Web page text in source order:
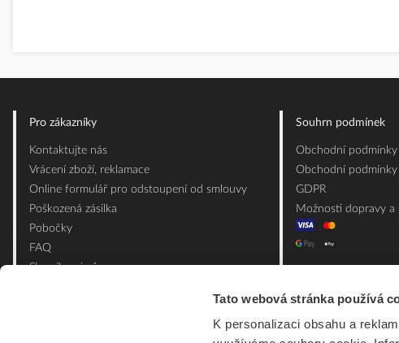
Tato webová stránka používá
K personalizaci obsahu a
Pro zákazníky
Kontaktujte nás
Vrácení zboží, reklamace
Online formulář pro odstoupení od smlouvy
Poškozená zásilka
Pobočky
FAQ
Slovník pojmů
Souhrn podmínek
Obchodní podmínky
Obchodní podmínky
GDPR
Možnosti dopravy a